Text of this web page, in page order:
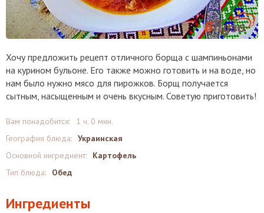
Хочу предложить рецепт отличного борща с шампиньонами
на курином бульоне. Его также можно готовить и на воде, но
нам было нужно мясо для пирожков. Борщ получается
сытным, насыщенным и очень вкусным. Советую приготовить!
Вам понадобится:
1 ч. 0 мин.
География блюда: Украинская
Основной ингредиент:
Картофель
Тип блюда:
Обед
Ингредиенты